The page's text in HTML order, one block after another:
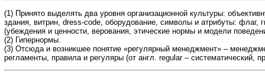
(1) Принято выделять два уровня организационной культуры:
здания, витрин, dress-code, оборудование, символы и атрибуты: флаг,
(убеждения и ценности, верования, этические нормы и модели
(2) Гипернормы.
(3) Отсюда и возникшее понятие «регулярный менеджмент» –
регламенты, правила и регуляры (от англ. regular – систематический,